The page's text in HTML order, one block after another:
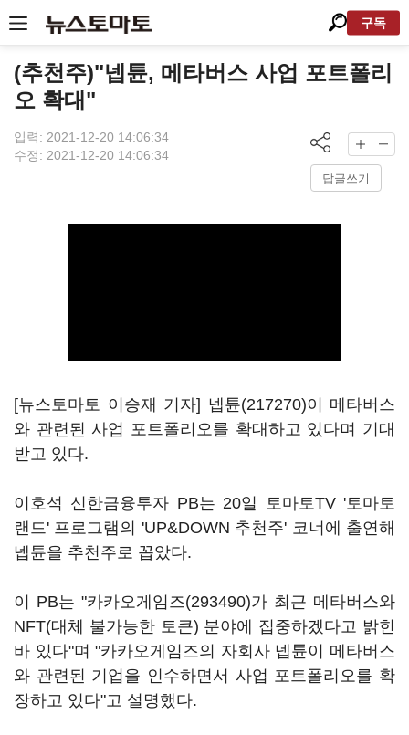
구독
(추천주)"넵튠, 메타버스 사업 포트폴리
오 확대"
입력: 2021-12-20 14:06:34
수정: 2021-12-20 14:06:34
답글쓰기
[뉴스토마토 이승재 기자] 넵튠(217270)이 메타버스
와 관련된 사업 포트폴리오를 확대하고 있다며 기대
받고 있다.
이호석 신한금융투자 PB는 20일 토마토TV '토마토
랜드' 프로그램의 'UP&DOWN 추천주' 코너에 출연해
넵튠을 추천주로 꼽았다.
이 PB는 "카카오게임즈(293490)가 최근 메타버스와
NFT(대체 불가능한 토큰) 분야에 집중하겠다고 밝힌
바 있다"며 "카카오게임즈의 자회사 넵튠이 메타버스
와 관련된 기업을 인수하면서 사업 포트폴리오를 확
장하고 있다"고 설명했다.